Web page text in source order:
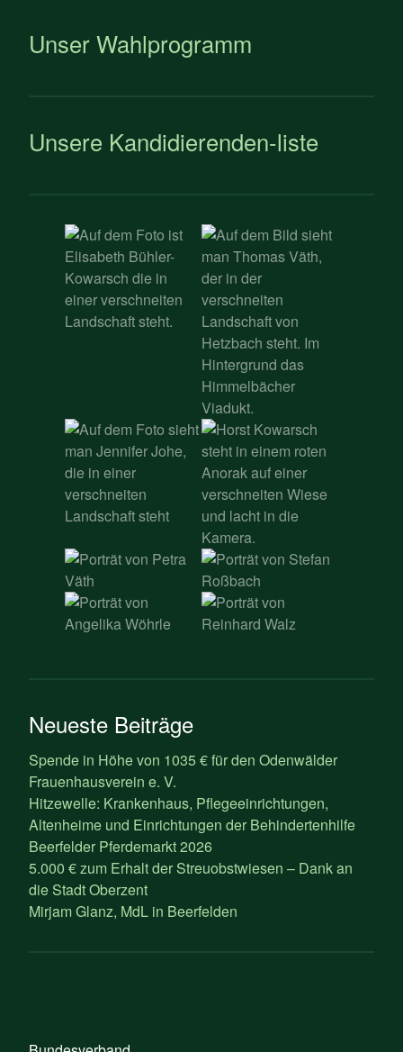
Unser Wahlprogramm
Unsere Kandidierenden-liste
Neueste Beiträge
Spende in Höhe von 1035 € für den Odenwälder
Frauenhausverein e. V.
Hitzewelle: Krankenhaus, Pflegeeinrichtungen,
Altenheime und Einrichtungen der Behindertenhilfe
Beerfelder Pferdemarkt 2026
5.000 € zum Erhalt der Streuobstwiesen – Dank an
die Stadt Oberzent
Mirjam Glanz, MdL in Beerfelden